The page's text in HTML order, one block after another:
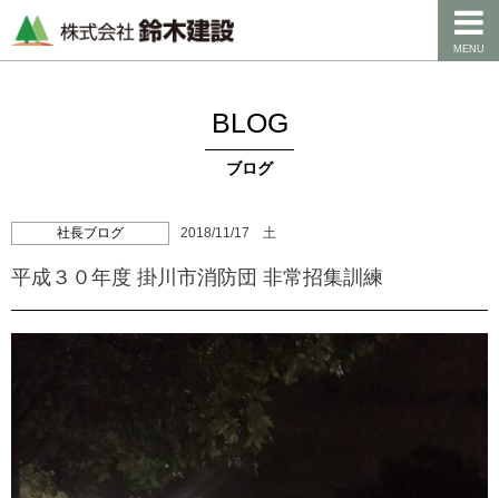
MENU
BLOG
ブログ
社長ブログ 2018/11/17 土
平成３０年度 掛川市消防団 非常招集訓練